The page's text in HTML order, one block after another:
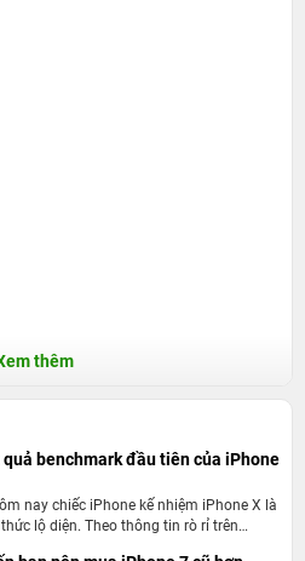
thêm
benchmark đầu tiên của iPhone
nay chiếc iPhone kế nhiệm iPhone X là
lộ diện. Theo thông tin rò rỉ trên